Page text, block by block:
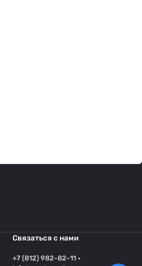
Связаться с нами
+7 (812) 982-82-11